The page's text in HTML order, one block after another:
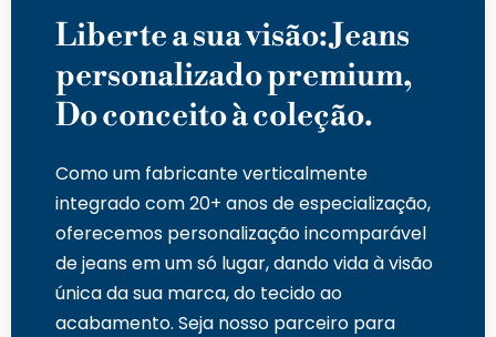
Liberte a sua visão: Jeans
personalizado premium,
Do conceito à coleção.
Como um fabricante verticalmente
integrado com 20+ anos de especialização,
oferecemos personalização incomparável
de jeans em um só lugar, dando vida à visão
única da sua marca, do tecido ao
acabamento. Seja nosso parceiro para